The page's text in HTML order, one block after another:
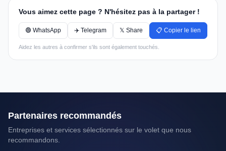
Vous aimez cette page ? N'hésitez pas à la partager !
🟢 WhatsApp ✈️ Telegram 𝕏 Share 📋 Copier le lien
Aidez les autres à confirmer s'ils sont également touchés.
Partenaires recommandés
Entreprises et services sélectionnés sur le volet que nous
recommandons.